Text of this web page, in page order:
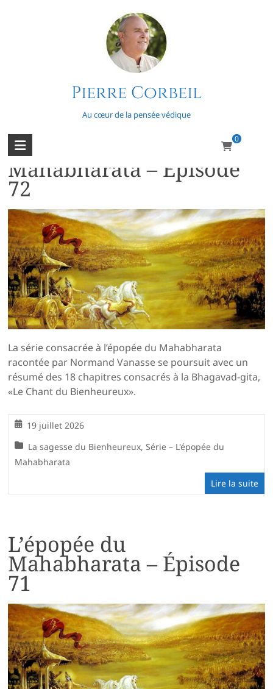
Pierre Corbeil
Au cœur de la pensée védique
0
L’épopée du
Mahabharata – Épisode
72
La série consacrée à l’épopée du Mahabharata
racontée par Normand Vanasse se poursuit avec un
résumé des 18 chapitres consacrés à la Bhagavad-gita,
«Le Chant du Bienheureux».
19 juillet 2026
La sagesse du Bienheureux, Série – L'épopée du
Mahabharata
Lire la suite
L’épopée du
Mahabharata – Épisode
71